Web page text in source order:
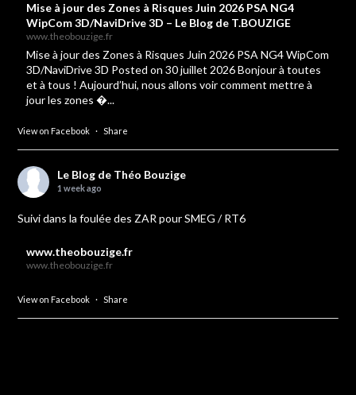
Mise à jour des Zones à Risques Juin 2026 PSA NG4
WipCom 3D/NaviDrive 3D – Le Blog de T.BOUZIGE
www.theobouzige.fr
Mise à jour des Zones à Risques Juin 2026 PSA NG4 WipCom
3D/NaviDrive 3D Posted on 30 juillet 2026 Bonjour à toutes
et à tous ! Aujourd’hui, nous allons voir comment mettre à
jour les zones �...
View on Facebook · Share
Le Blog de Théo Bouzige
1 week ago
Suivi dans la foulée des ZAR pour SMEG / RT6
www.theobouzige.fr
www.theobouzige.fr
View on Facebook · Share